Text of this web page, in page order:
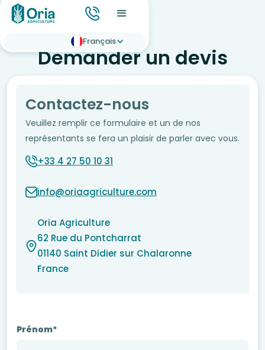
Français
Demander un devis
Contactez-nous
Veuillez remplir ce formulaire et un de nos
représentants se fera un plaisir de parler avec vous.
+33 4 27 50 10 31
info@oriaagriculture.com
Oria Agriculture
62 Rue du Pontcharrat
01140 Saint Didier sur Chalaronne
France
Prénom*